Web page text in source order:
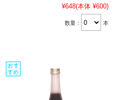
¥648(本体 ¥600)
数量： 本